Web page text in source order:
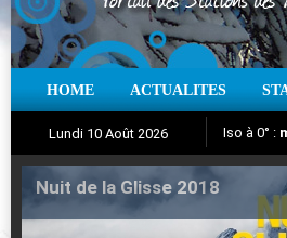
HOME ACTUALITES
Lundi 10 Août 2026 Iso à 0° :
Nuit de la Glisse 2018